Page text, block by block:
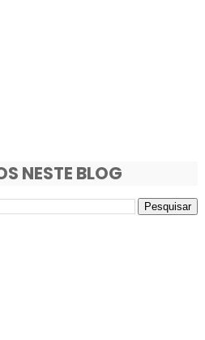
NESTE BLOG